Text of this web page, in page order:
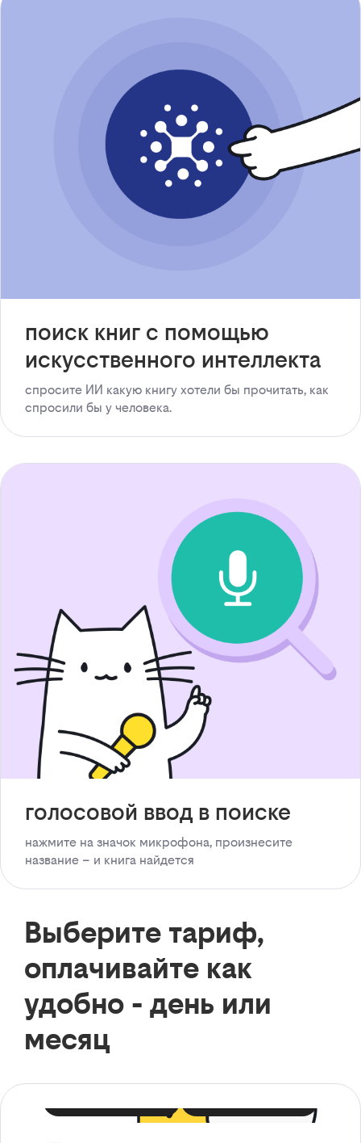
поиск книг с помощью
искусственного интеллекта
спросите ИИ какую книгу хотели бы прочитать, как
спросили бы у человека.
голосовой ввод в поиске
нажмите на значок микрофона, произнесите
название – и книга найдется
Выберите тариф,
оплачивайте как
удобно - день или
месяц